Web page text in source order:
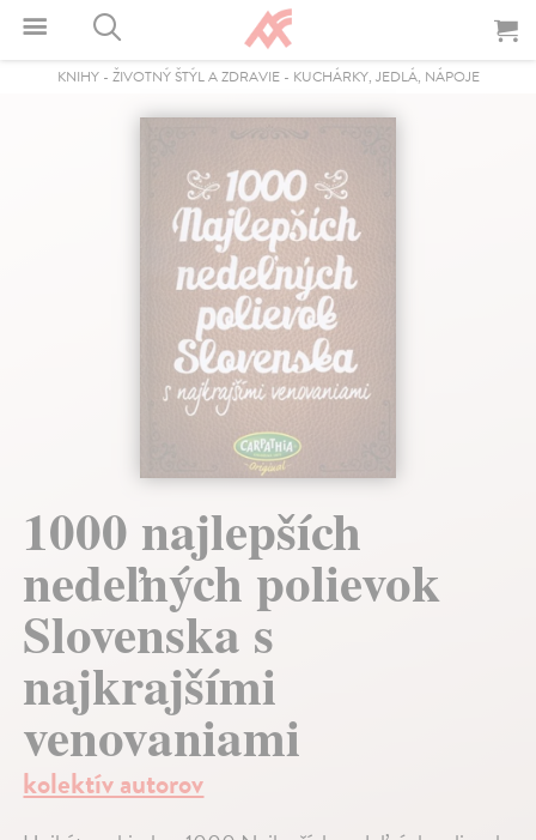
KNIHY- ŽIVOTNÝ ŠTÝL A ZDRAVIE- KUCHÁRKY, JEDLÁ, NÁPOJE
1000 najlepších
nedeľných polievok
Slovenska s
najkrajšími
venovaniami
kolektív autorov